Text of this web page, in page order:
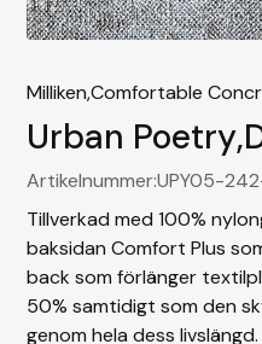
Milliken,Comfortable
Urban Poetry,
Artikelnummer:UPY05-
Tillverkad med 100%
baksidan Comfort Plus
back som förlänger
50% samtidigt som den
genom hela dess